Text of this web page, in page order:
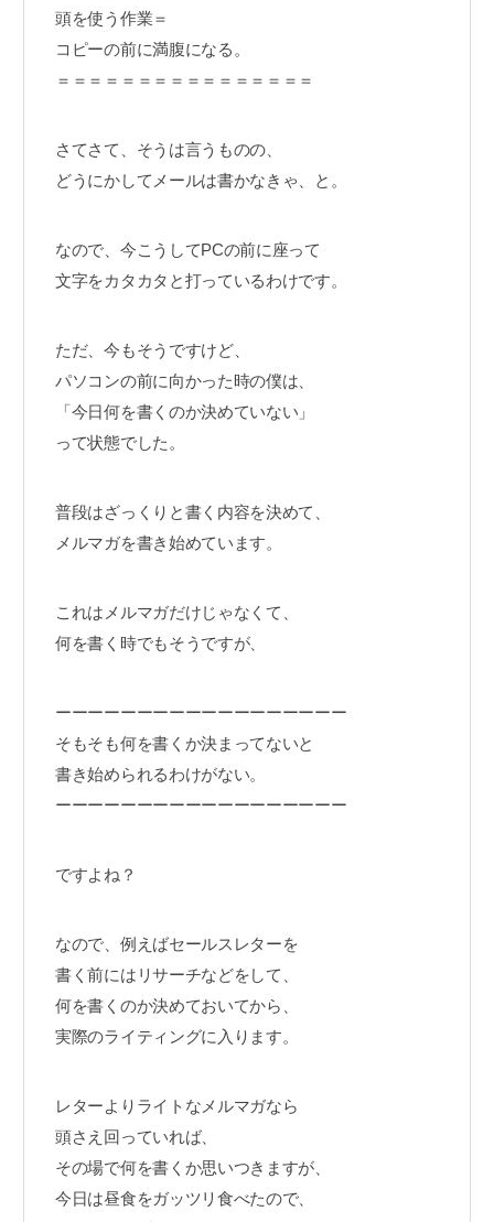
頭を使う作業＝
コピーの前に満腹になる。
＝＝＝＝＝＝＝＝＝＝＝＝＝＝＝＝
さてさて、そうは言うものの、
どうにかしてメールは書かなきゃ、と。
なので、今こうしてPCの前に座って
文字をカタカタと打っているわけです。
ただ、今もそうですけど、
パソコンの前に向かった時の僕は、
「今日何を書くのか決めていない」
って状態でした。
普段はざっくりと書く内容を決めて、
メルマガを書き始めています。
これはメルマガだけじゃなくて、
何を書く時でもそうですが、
ーーーーーーーーーーーーーーーーーー
そもそも何を書くか決まってないと
書き始められるわけがない。
ーーーーーーーーーーーーーーーーーー
ですよね？
なので、例えばセールスレターを
書く前にはリサーチなどをして、
何を書くのか決めておいてから、
実際のライティングに入ります。
レターよりライトなメルマガなら
頭さえ回っていれば、
その場で何を書くか思いつきますが、
今日は昼食をガッツリ食べたので、